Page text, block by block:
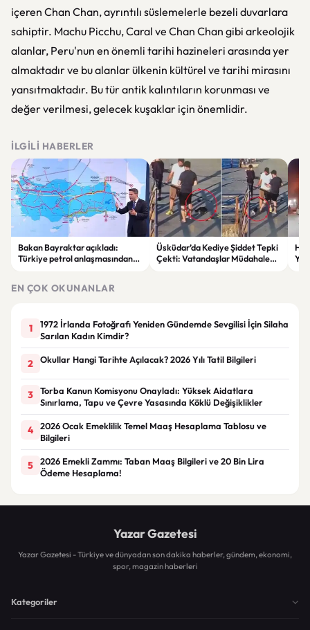
içeren Chan Chan, ayrıntılı süslemelerle bezeli duvarlara
sahiptir. Machu Picchu, Caral ve Chan Chan gibi arkeolojik
alanlar, Peru'nun en önemli tarihi hazineleri arasında yer
almaktadır ve bu alanlar ülkenin kültürel ve tarihi mirasını
yansıtmaktadır. Bu tür antik kalıntıların korunması ve
değer verilmesi, gelecek kuşaklar için önemlidir.
İLGILI HABERLER
Bakan Bayraktar açıkladı:
Türkiye petrol anlaşmasından
Üsküdar’da Kediye Şiddet Tepki
Çekti: Vatandaşlar Müdahale
EN ÇOK OKUNANLAR
1
1972 İrlanda Fotoğrafı Yeniden Gündemde Sevgilisi İçin Silaha
Sarılan Kadın Kimdir?
2 Okullar Hangi Tarihte Açılacak? 2026 Yılı Tatil Bilgileri
3
Torba Kanun Komisyonu Onayladı: Yüksek Aidatlara
Sınırlama, Tapu ve Çevre Yasasında Köklü Değişiklikler
4
2026 Ocak Emeklilik Temel Maaş Hesaplama Tablosu ve
Bilgileri
5
2026 Emekli Zammı: Taban Maaş Bilgileri ve 20 Bin Lira
Ödeme Hesaplama!
Yazar Gazetesi
Yazar Gazetesi - Türkiye ve dünyadan son dakika haberler, gündem, ekonomi,
spor, magazin haberleri
Kategoriler